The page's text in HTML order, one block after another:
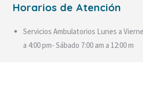
Horarios de Atención
Servicios Ambulatorios Lunes a
a 4:00 pm- Sábado 7:00 am a 12:00 m